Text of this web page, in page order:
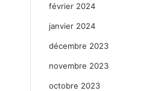
février 2024
janvier 2024
décembre 2023
novembre 2023
octobre 2023